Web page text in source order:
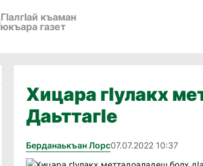
ГӀалгӀай къаман
юкъара газет
Хицара гIулакх
ДаьттагIе
Берданаькъан Лорс07.07.2022 10:37